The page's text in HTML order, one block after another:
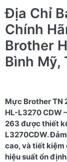
Địa Chỉ
Chính
Brother
Bình Mỹ,
Mực Brother TN
HL-L3270 CDW
263 được thiết
L3270CDW.
cao, và tiết kiệm
hiệu suất ổn